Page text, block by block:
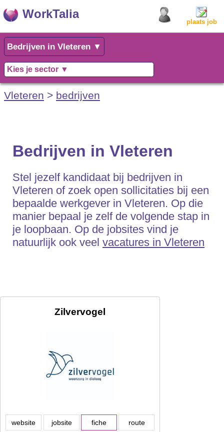
WorkTalia
plaats job
Vleteren > bedrijven
Bedrijven in Vleteren
Stel jezelf kandidaat bij bedrijven in
Vleteren of zoek open sollicitaties bij een
bepaalde werkgever in Vleteren. Op die
manier bepaal je zelf de volgende stap in
je loopbaan. Op de jobsites vind je
natuurlijk ook veel vacatures in Vleteren
Zilvervogel
website jobsite fiche route